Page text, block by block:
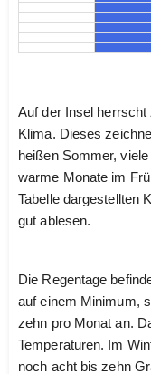
Auf der Insel herrscht
Klima. Dieses
heißen Sommer,
warme Monate im
Tabelle dargestellten
gut ablesen.
Die Regentage
auf einem Minimum,
zehn pro Monat an.
Temperaturen. Im
noch acht bis zehn